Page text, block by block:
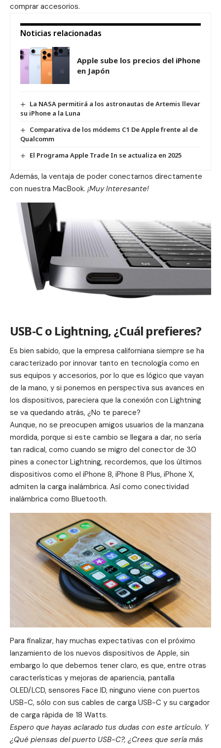
comprar accesorios.
Noticias relacionadas
Apple sube los precios del iPhone
en Japón
La NASA permitirá a los astronautas de Artemis llevar
su iPhone a la Luna
Comparativa de los módems C1 De Apple frente al de
Qualcomm
El Programa Apple Trade In se actualiza en 2025
Además, la ventaja de poder conectarnos directamente
con nuestra MacBook. ¡Muy Interesante!
USB-C o Lightning, ¿Cuál prefieres?
Es bien sabido, que la empresa californiana siempre se ha
caracterizado por innovar tanto en tecnología como en
sus equipos y accesorios, por lo que es lógico que vayan
de la mano, y si ponemos en perspectiva sus avances en
los dispositivos, pareciera que la conexión con Lightning
se va quedando atrás, ¿No te parece?
Aunque, no se preocupen amigos usuarios de la manzana
mordida, porque si este cambio se llegara a dar, no sería
tan radical, como cuando se migro del conector de 30
pines a conector Lightning, recordemos, que los últimos
dispositivos como el iPhone 8, iPhone 8 Plus, iPhone X,
admiten la carga inalámbrica. Así como conectividad
inalámbrica como Bluetooth.
Para finalizar, hay muchas expectativas con el próximo
lanzamiento de los nuevos dispositivos de Apple, sin
embargo lo que debemos tener claro, es que, entre otras
características y mejoras de apariencia, pantalla
OLED/LCD, sensores Face ID, ninguno viene con puertos
USB-C, sólo con sus cables de carga USB-C y su cargador
de carga rápida de 18 Watts.
Espero que hayas aclarado tus dudas con este artículo. Y
¿Qué piensas del puerto USB-C?, ¿Crees que sería más